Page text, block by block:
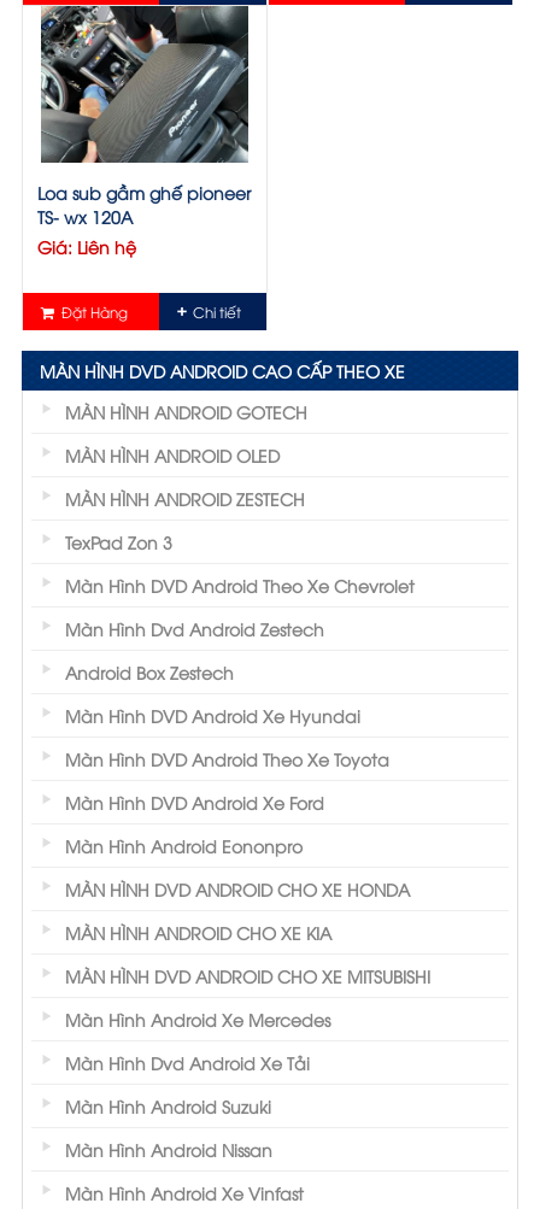
Loa sub gầm ghế pioneer
TS- wx 120A
Giá: Liên hệ
Đặt Hàng Chi tiết
MÀN HÌNH DVD ANDROID CAO CẤP THEO XE
MÀN HÌNH ANDROID GOTECH
MÀN HÌNH ANDROID OLED
MÀN HÌNH ANDROID ZESTECH
TexPad Zon 3
Màn Hình DVD Android Theo Xe Chevrolet
Màn Hình Dvd Android Zestech
Android Box Zestech
Màn Hình DVD Android Xe Hyundai
Màn Hình DVD Android Theo Xe Toyota
Màn Hình DVD Android Xe Ford
Màn Hình Android Eononpro
MÀN HÌNH DVD ANDROID CHO XE HONDA
MÀN HÌNH ANDROID CHO XE KIA
MÀN HÌNH DVD ANDROID CHO XE MITSUBISHI
Màn Hình Android Xe Mercedes
Màn Hình Dvd Android Xe Tải
Màn Hình Android Suzuki
Màn Hình Android Nissan
Màn Hình Android Xe Vinfast